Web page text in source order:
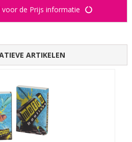
de Prijs informatie
ARTIKELEN